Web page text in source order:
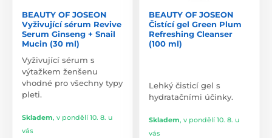
BEAUTY OF JOSEON
Vyživující sérum Revive
Serum Ginseng + Snail
Mucin (30 ml)
Vyživující sérum s
výtažkem ženšenu
vhodné pro všechny typy
pleti.
Skladem, v pondělí 10. 8. u
vás
BEAUTY OF JOSEON
Čistící gel Green Plum
Refreshing Cleanser
(100 ml)
Lehký čisticí gel s
hydratačními účinky.
Skladem, v pondělí 10. 8. u
vás